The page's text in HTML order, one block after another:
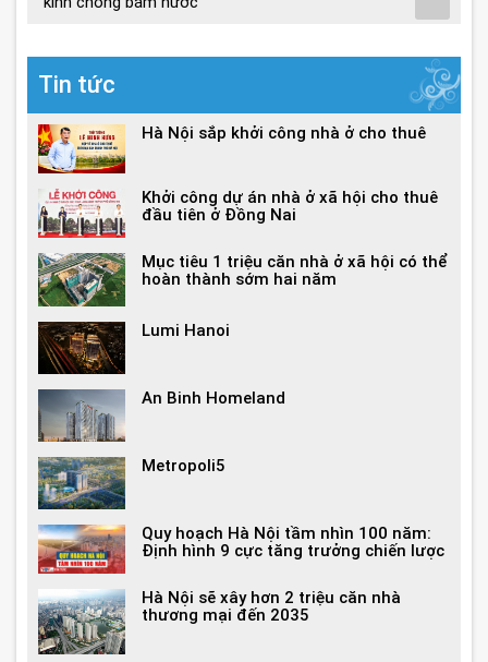
Tin tức
Hà Nội sắp khởi công nhà ở cho thuê
Khởi công dự án nhà ở xã hội cho thuê
đầu tiên ở Đồng Nai
Mục tiêu 1 triệu căn nhà ở xã hội có thể
hoàn thành sớm hai năm
Lumi Hanoi
An Binh Homeland
Metropoli5
Quy hoạch Hà Nội tầm nhìn 100 năm:
Định hình 9 cực tăng trưởng chiến lược
Hà Nội sẽ xây hơn 2 triệu căn nhà
thương mại đến 2035